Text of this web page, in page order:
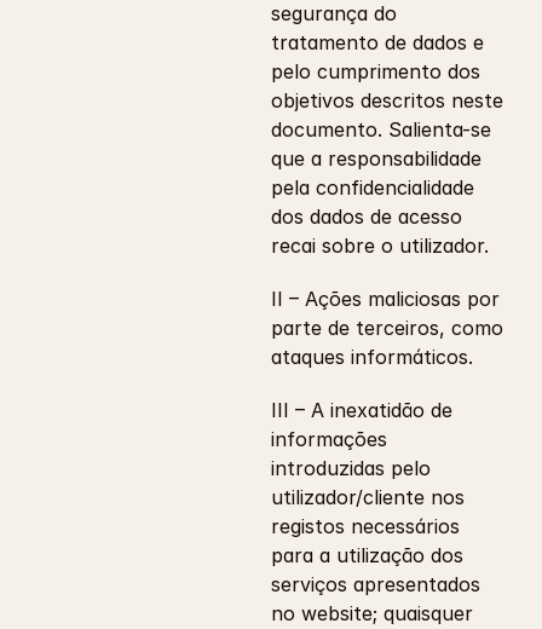
segurança do
tratamento de dados e
pelo cumprimento dos
objetivos descritos neste
documento. Salienta-se
que a responsabilidade
pela confidencialidade
dos dados de acesso
recai sobre o utilizador.
II – Ações maliciosas por
parte de terceiros, como
ataques informáticos.
III – A inexatidão de
informações
introduzidas pelo
utilizador/cliente nos
registos necessários
para a utilização dos
serviços apresentados
no website; quaisquer